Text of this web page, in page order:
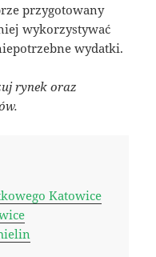
przygotowany
wykorzystywać
wydatki.
rynek oraz
Katowice